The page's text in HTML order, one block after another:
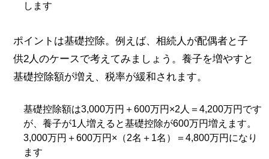
します
ポイントは基礎控除。例えば、相続人が配偶者と子
供2人のケースで考えてみましょう。養子を増やすと
基礎控除額が増え、税率が緩和されます。
基礎控除額は3,000万円＋600万円×2人＝4,200万円です
が、養子が1人増えると基礎控除が600万円増えます。
3,000万円＋600万円×（2名＋1名）＝4,800万円になり
ます